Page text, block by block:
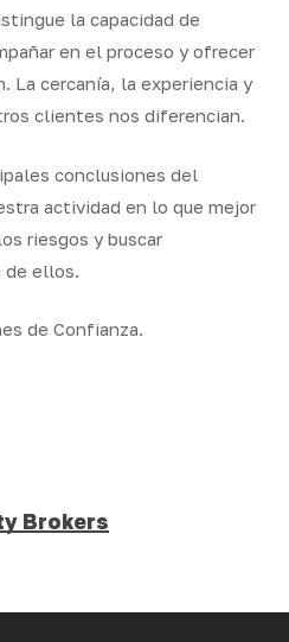
la capacidad de
en el proceso y ofrecer
La cercanía, la experiencia y
clientes nos diferencian.
conclusiones del
actividad en lo que mejor
riesgos y buscar
de ellos.
de Confianza.
Brokers